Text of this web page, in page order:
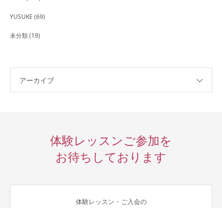
YUSUKE (69)
未分類(19)
アーカイブ
体験レッスンご参加を
お待ちしております
体験レッスン・ご入会の